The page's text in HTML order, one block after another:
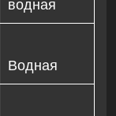
водная
Водная